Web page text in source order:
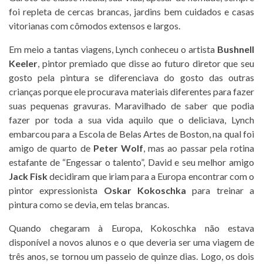
foi repleta de cercas brancas, jardins bem cuidados e casas
vitorianas com cômodos extensos e largos.
Em meio a tantas viagens, Lynch conheceu o artista Bushnell
Keeler, pintor premiado que disse ao futuro diretor que seu
gosto pela pintura se diferenciava do gosto das outras
crianças porque ele procurava materiais diferentes para fazer
suas pequenas gravuras. Maravilhado de saber que podia
fazer por toda a sua vida aquilo que o deliciava, Lynch
embarcou para a Escola de Belas Artes de Boston, na qual foi
amigo de quarto de Peter Wolf, mas ao passar pela rotina
estafante de “Engessar o talento”, David e seu melhor amigo
Jack Fiskdecidiram que iriam para a Europa encontrar com o
pintor expressionista Oskar Kokoschka para treinar a
pintura como se devia, em telas brancas.
Quando chegaram à Europa, Kokoschka não estava
disponível a novos alunos e o que deveria ser uma viagem de
três anos, se tornou um passeio de quinze dias. Logo, os dois